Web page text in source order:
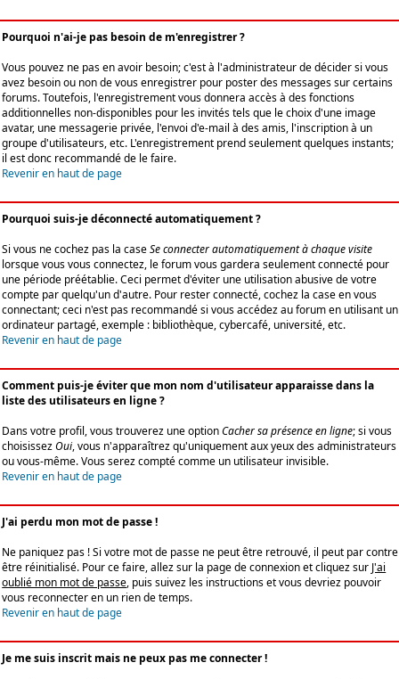
Pourquoi n'ai-je pas besoin de m'enregistrer ?
Vous pouvez ne pas en avoir besoin; c'est à l'administrateur de décider si vous
avez besoin ou non de vous enregistrer pour poster des messages sur certains
forums. Toutefois, l'enregistrement vous donnera accès à des fonctions
additionnelles non-disponibles pour les invités tels que le choix d'une image
avatar, une messagerie privée, l'envoi d'e-mail à des amis, l'inscription à un
groupe d'utilisateurs, etc. L'enregistrement prend seulement quelques instants;
il est donc recommandé de le faire.
Revenir en haut de page
Pourquoi suis-je déconnecté automatiquement ?
Si vous ne cochez pas la caseSe connecter automatiquement à chaque visite
lorsque vous vous connectez, le forum vous gardera seulement connecté pour
une période préétablie. Ceci permet d'éviter une utilisation abusive de votre
compte par quelqu'un d'autre. Pour rester connecté, cochez la case en vous
connectant; ceci n'est pas recommandé si vous accédez au forum en utilisant un
ordinateur partagé, exemple : bibliothèque, cybercafé, université, etc.
Revenir en haut de page
Comment puis-je éviter que mon nom d'utilisateur apparaisse dans la
liste des utilisateurs en ligne ?
Dans votre profil, vous trouverez une optionCacher sa présence en ligne; si vous
choisissezOui, vous n'apparaîtrez qu'uniquement aux yeux des administrateurs
ou vous-même. Vous serez compté comme un utilisateur invisible.
Revenir en haut de page
J'ai perdu mon mot de passe !
Ne paniquez pas ! Si votre mot de passe ne peut être retrouvé, il peut par contre
être réinitialisé. Pour ce faire, allez sur la page de connexion et cliquez sur J'ai
oublié mon mot de passe, puis suivez les instructions et vous devriez pouvoir
vous reconnecter en un rien de temps.
Revenir en haut de page
Je me suis inscrit mais ne peux pas me connecter !